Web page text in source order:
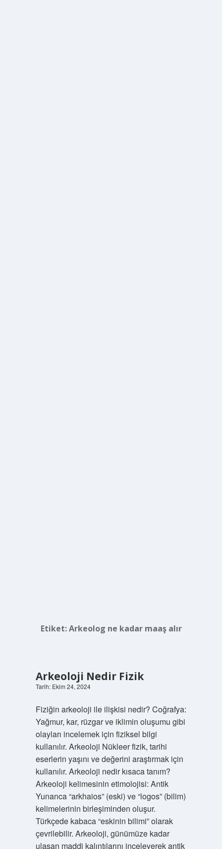
Etiket:Arkeolog ne kadar maaş alır
Arkeoloji Nedir Fizik
Tarih: Ekim 24, 2024
Fiziğin arkeoloji ile ilişkisi nedir? Coğrafya:
Yağmur, kar, rüzgar ve iklimin oluşumu gibi
olayları incelemek için fiziksel bilgi
kullanılır. Arkeoloji Nükleer fizik, tarihi
eserlerin yaşını ve değerini araştırmak için
kullanılır. Arkeoloji nedir kısaca tanım?
Arkeoloji kelimesinin etimolojisi: Antik
Yunanca “arkhaios” (eski) ve “logos” (bilim)
kelimelerinin birleşiminden oluşur.
Türkçede kabaca “eskinin bilimi” olarak
çevrilebilir. Arkeoloji, günümüze kadar
ulaşan maddi kalıntılarını inceleyerek antik